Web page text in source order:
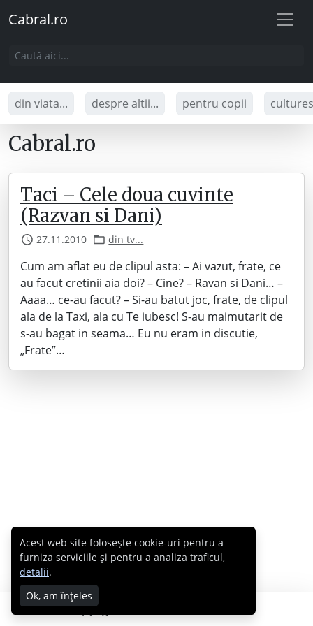
Cabral.ro
din viata... despre altii... pentru copii
Cabral.ro
Taci – Cele doua cuvinte
(Razvan si Dani)
27.11.2010 din tv...
Cum am aflat eu de clipul asta: – Ai vazut, frate, ce
au facut cretinii aia doi? – Cine? – Ravan si Dani… –
Aaaa… ce-au facut? – Si-au batut joc, frate, de clipul
ala de la Taxi, ala cu Te iubesc! S-au maimutarit de
s-au bagat in seama… Eu nu eram in discutie,
„Frate”…
Copyright © 2007 - 2026 Cabral.ro
Acest web site folosește cookie-uri pentru a
furniza serviciile și pentru a analiza traficul,
detalii.
Ok, am înțeles